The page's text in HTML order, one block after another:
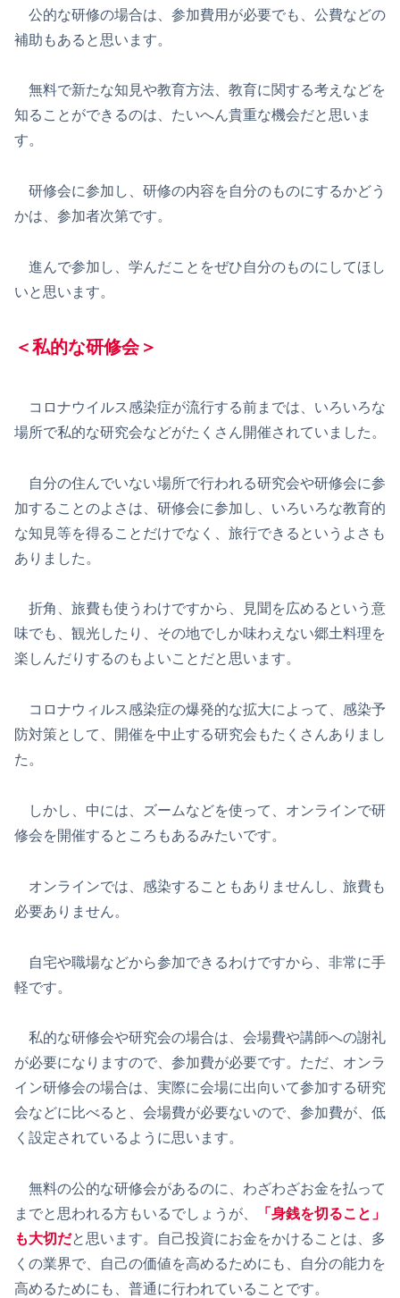
公的な研修の場合は、参加費用が必要でも、公費などの
補助もあると思います。
無料で新たな知見や教育方法、教育に関する考えなどを
知ることができるのは、たいへん貴重な機会だと思いま
す。
研修会に参加し、研修の内容を自分のものにするかどう
かは、参加者次第です。
進んで参加し、学んだことをぜひ自分のものにしてほし
いと思います。
＜私的な研修会＞
コロナウイルス感染症が流行する前までは、いろいろな
場所で私的な研究会などがたくさん開催されていました。
自分の住んでいない場所で行われる研究会や研修会に参
加することのよさは、研修会に参加し、いろいろな教育的
な知見等を得ることだけでなく、旅行できるというよさも
ありました。
折角、旅費も使うわけですから、見聞を広めるという意
味でも、観光したり、その地でしか味わえない郷土料理を
楽しんだりするのもよいことだと思います。
コロナウィルス感染症の爆発的な拡大によって、感染予
防対策として、開催を中止する研究会もたくさんありまし
た。
しかし、中には、ズームなどを使って、オンラインで研
修会を開催するところもあるみたいです。
オンラインでは、感染することもありませんし、旅費も
必要ありません。
自宅や職場などから参加できるわけですから、非常に手
軽です。
私的な研修会や研究会の場合は、会場費や講師への謝礼
が必要になりますので、参加費が必要です。ただ、オンラ
イン研修会の場合は、実際に会場に出向いて参加する研究
会などに比べると、会場費が必要ないので、参加費が、低
く設定されているように思います。
無料の公的な研修会があるのに、わざわざお金を払って
までと思われる方もいるでしょうが、
「身銭を切ること」
も大切だと思います。自己投資にお金をかけることは、多
くの業界で、自己の価値を高めるためにも、自分の能力を
高めるためにも、普通に行われていることです。